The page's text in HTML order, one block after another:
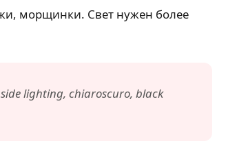
морщинки. Свет нужен более
lighting, chiaroscuro, black